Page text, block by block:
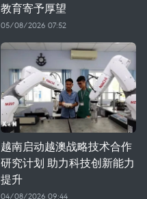
教育寄予厚望
05/08/2026 07:52
越南启动越澳战略技术合作
研究计划 助力科技创新能力
提升
04/08/2026 09:44